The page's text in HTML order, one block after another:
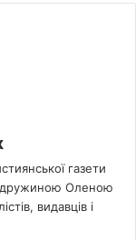
газети
дружиною Оленою
видавців і